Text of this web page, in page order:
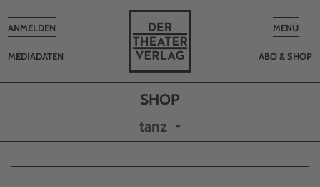
Toggle
MENÜ
ABO & SHOP
MEDIADATEN
Toggle
navigation
ANMELDEN
tanz